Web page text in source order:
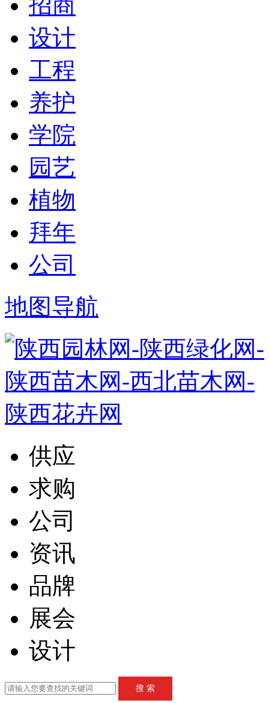
设计
工程
养护
学院
园艺
植物
拜年
公司
地图导航
供应
求购
公司
资讯
品牌
展会
设计